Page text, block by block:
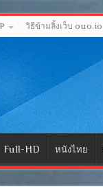
วิธีข้ามลิ้งเว็บ ouo.io
Full-HD หนังไทย